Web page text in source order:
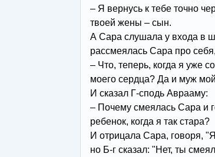
– Я вернусь к тебе точно
твоей жены – сын.
А Сара слушала у входа в
рассмеялась Сара про
– Что, теперь, когда я уже
моего сердца? Да и муж
И сказал Г-сподь Аврааму:
– Почему смеялась Сара и
ребенок, когда я так стара?
И отрицала Сара, говоря,
но Б-г сказал: "Нет, ты